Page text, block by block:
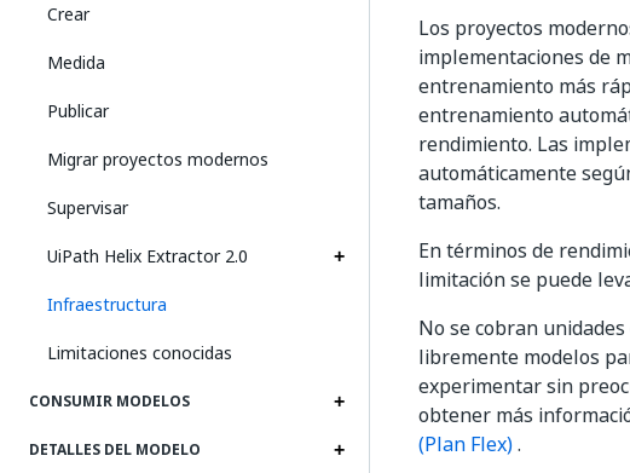
Crear
Medida
Publicar
Migrar proyectos modernos
Supervisar
UiPath Helix Extractor 2.0
Infraestructura
Limitaciones conocidas
CONSUMIR MODELOS
DETALLES DEL MODELO
Los proyectos
implementaciones de
entrenamiento más
entrenamiento
rendimiento. Las
automáticamente
tamaños.
En términos de
limitación se puede
No se cobran
libremente modelos
experimentar sin
obtener más
(Plan Flex).